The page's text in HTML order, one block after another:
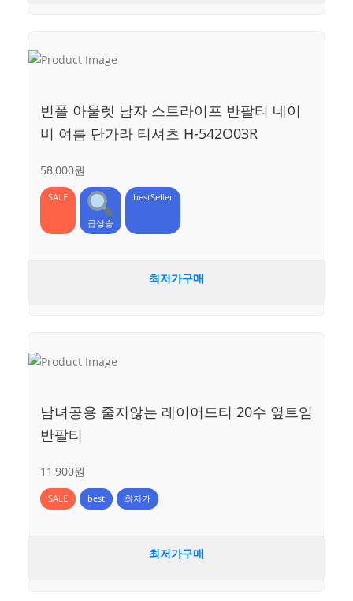
빈폴 아울렛 남자 스트라이프 반팔티 네이
비 여름 단가라 티셔츠 H-542O03R
58,000원
SALE
급상승
bestSeller
최저가구매
남녀공용 줄지않는 레이어드티 20수 옆트임
반팔티
11,900원
SALE best 최저가
최저가구매